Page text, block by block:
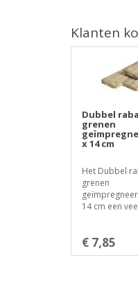
Klanten
Dubbel
grenen
x 14 cm
Het Dubbel
grenen
14 cm een
€ 7,85